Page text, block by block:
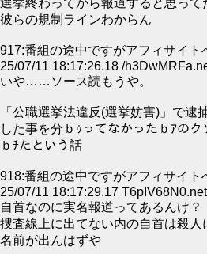
選挙終わってから報道すると思って
彼らの規制ラインわからん
917:番組の途中ですがアフィサイト
25/07/11 18:17:26.18 /
いや……ソース読もうや。
「公職選挙法違反(選挙妨害)」で逮
した事を分ｂｩってなかったｂｱの
ｂﾁたという話
918:番組の途中ですがアフィサイト
25/07/11 18:17:29.17 T6pIV68N0.net
自首なのに実名報道ってあるんけ？
捜査線上に出てない内の自首は殺
名前が出んはずや